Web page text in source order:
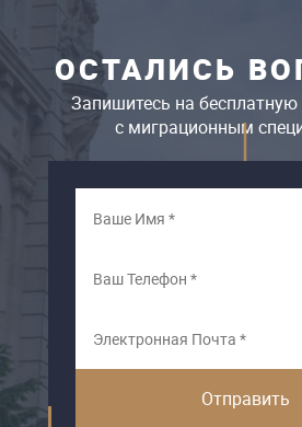
ОСТАЛИСЬ
Запишитесь на
c миграционным